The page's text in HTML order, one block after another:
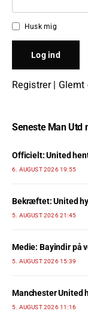
Husk mig
Registrer| Glemt
Seneste Man Utd
Officielt: United
6. AUGUST 2026 19:55
Bekræftet: United
5. AUGUST 2026 21:45
Medie: Bayindir på
5. AUGUST 2026 15:39
Manchester United
5. AUGUST 2026 11:16